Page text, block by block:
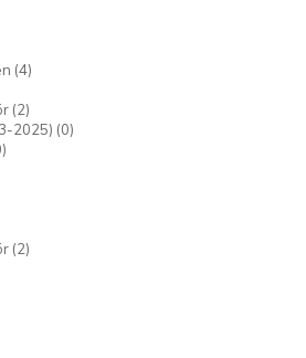
(4)
(2)
2025) (0)
(2)